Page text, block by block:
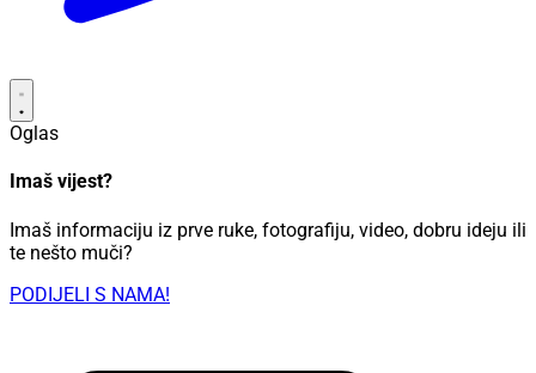
Oglas
Imaš vijest?
Imaš informaciju iz prve ruke, fotografiju, video, dobru ideju ili
te nešto muči?
PODIJELI S NAMA!